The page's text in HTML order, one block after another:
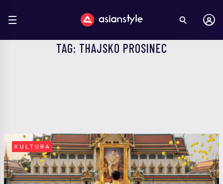
TAG: THAJSKO PROSINEC
KULTURA